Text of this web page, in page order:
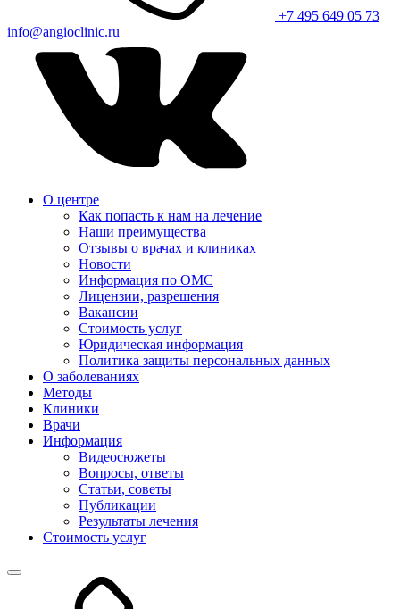
+7 495 649 05 73
info@angioclinic.ru
О центре
Как попасть к нам на лечение
Наши преимущества
Отзывы о врачах и клиниках
Новости
Информация по ОМС
Лицензии, разрешения
Вакансии
Стоимость услуг
Юридическая информация
Политика защиты персональных данных
О заболеваниях
Методы
Клиники
Врачи
Информация
Видеосюжеты
Вопросы, ответы
Статьи, советы
Публикации
Результаты лечения
Стоимость услуг